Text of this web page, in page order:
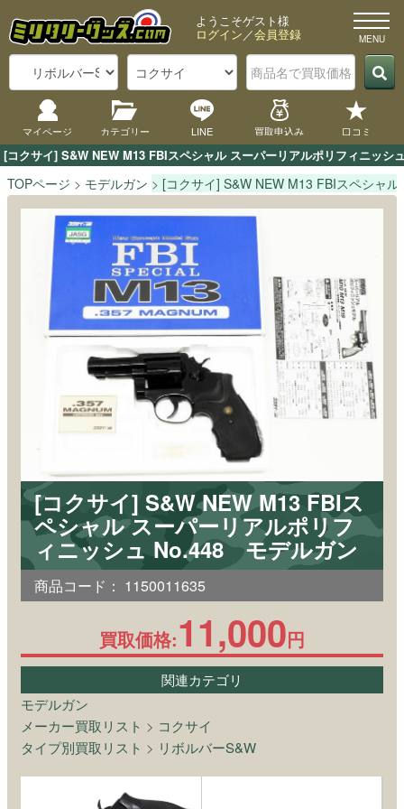
[コクサイ] S&W NEW M13 FBIスペシャル スーパーリアルポリフィニッ
ようこそゲスト様
ログイン／会員登録
マイページ カテゴリー LINE 買取申込み 口コミ
TOPページ モデルガン [コクサイ] S&W NEW M13 FBIスペシャ
[コクサイ] S&W NEW M13 FBIス
ペシャル スーパーリアルポリフ
ィニッシュ No.448 モデルガン
商品コード： 1150011635
買取価格:11,000円
関連カテゴリ
モデルガン
メーカー買取リスト > コクサイ
タイプ別買取リスト > リボルバーS&W